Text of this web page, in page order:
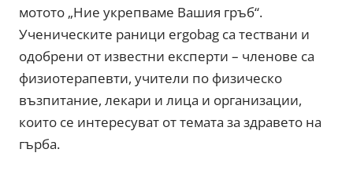
мотото „Ние укрепваме Вашия гръб“.
Ученическите раници ergobag са тествани и
одобрени от известни експерти – членове са
физиотерапевти, учители по физическо
възпитание, лекари и лица и организации,
които се интересуват от темата за здравето на
гърба.